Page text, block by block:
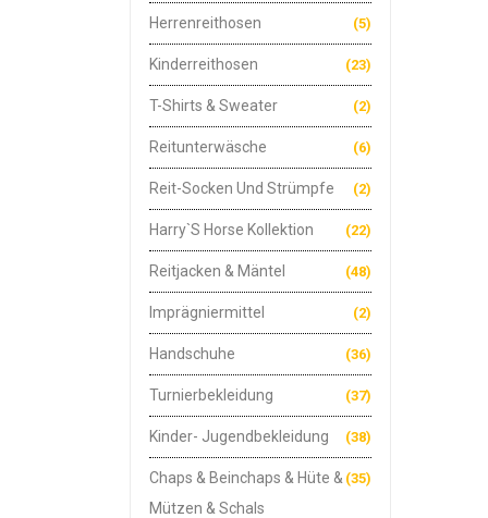
(5)
Herrenreithosen
(23)
Kinderreithosen
(2)
T-Shirts & Sweater
(6)
Reitunterwäsche
(2)
Reit-Socken Und Strümpfe
(22)
Harry`s Horse Kollektion
(48)
Reitjacken & Mäntel
(2)
Imprägniermittel
(36)
Handschuhe
(37)
Turnierbekleidung
(38)
Kinder- Jugendbekleidung
(35)
Chaps & Beinchaps & Hüte &
Mützen & Schals